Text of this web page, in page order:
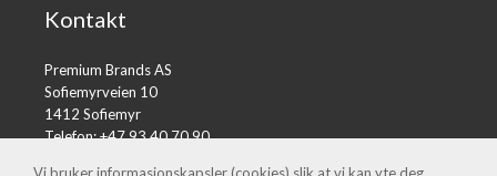
Kontakt
Premium Brands AS
Sofiemyrveien 10
1412 Sofiemyr
Telefon: +47 93 40 70 90